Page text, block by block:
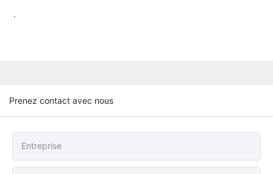
.
Prenez contact avec nous
Entreprise